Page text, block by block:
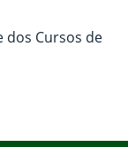
dos Cursos de